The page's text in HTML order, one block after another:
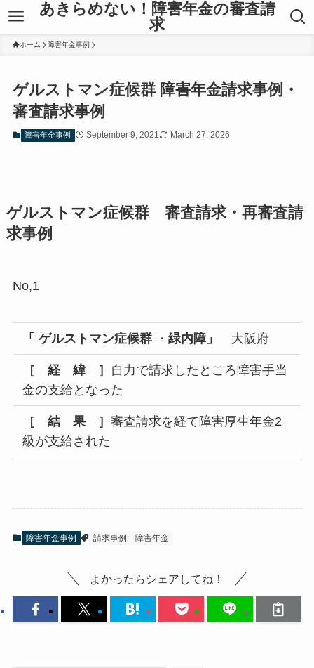
あきらめない！障害年金の審査請
求
ホーム 障害年金事例
ゲルストマン症候群 障害年金請求事例・
審査請求事例
障害年金事例 September 9, 2021 March 27, 2026
ゲルストマン症候群 審査請求・再審査請
求事例
No,1
「 ゲルストマン症候群 ・緑内障」 大阪府
［ 経 緯 ］ 自力で請求したところ障害手当
金の支給となった
［ 結 果 ］ 審査請求を経て障害厚生年金2
級が支給された
障害年金事例 請求事例 障害年金
よかったらシェアしてね！